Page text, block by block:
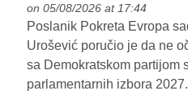
on 05/08/2026 at 17:44
Poslanik Pokreta Evropa
Urošević poručio je da ne
sa Demokratskom partijom
parlamentarnih izbora